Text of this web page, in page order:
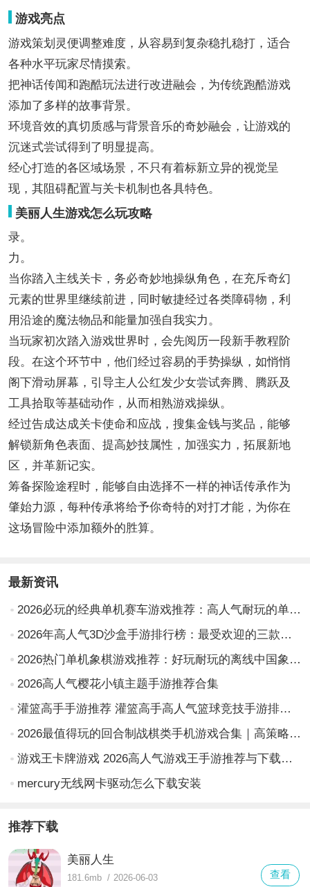
游戏亮点
游戏策划灵便调整难度，从容易到复杂稳扎稳打，适合
各种水平玩家尽情摸索。
把神话传闻和跑酷玩法进行改进融会，为传统跑酷游戏
添加了多样的故事背景。
环境音效的真切质感与背景音乐的奇妙融会，让游戏的
沉迷式尝试得到了明显提高。
经心打造的各区域场景，不只有着标新立异的视觉呈
现，其阻碍配置与关卡机制也各具特色。
美丽人生游戏怎么玩攻略
录。
力。
当你踏入主线关卡，务必奇妙地操纵角色，在充斥奇幻
元素的世界里继续前进，同时敏捷经过各类障碍物，利
用沿途的魔法物品和能量加强自我实力。
当玩家初次踏入游戏世界时，会先阅历一段新手教程阶
段。在这个环节中，他们经过容易的手势操纵，如悄悄
阁下滑动屏幕，引导主人公红发少女尝试奔腾、腾跃及
工具拾取等基础动作，从而相熟游戏操纵。
经过告成达成关卡使命和应战，搜集金钱与奖品，能够
解锁新角色表面、提高妙技属性，加强实力，拓展新地
区，并革新记实。
筹备探险途程时，能够自由选择不一样的神话传承作为
肇始力源，每种传承将给予你奇特的对打才能，为你在
这场冒险中添加额外的胜算。
最新资讯
2026必玩的经典单机赛车游戏推荐：高人气耐玩的单机版赛车手游排行榜
2026年高人气3D沙盒手游排行榜：最受欢迎的三款游戏推荐
2026热门单机象棋游戏推荐：好玩耐玩的离线中国象棋App合集
2026高人气樱花小镇主题手游推荐合集
灌篮高手手游推荐 灌篮高手高人气篮球竞技手游排行榜2026
2026最值得玩的回合制战棋类手机游戏合集｜高策略性、强剧情、低门槛战棋手游推荐
游戏王卡牌游戏 2026高人气游戏王手游推荐与下载指南
mercury无线网卡驱动怎么下载安装
推荐下载
美丽人生
181.6mb / 2026-06-03
查看